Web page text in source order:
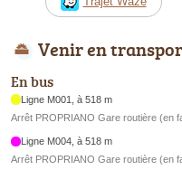
Venir en
En bus
Ligne M001, à 518 m
Arrêt PROPRIANO Gare routière (en
Ligne M004, à 518 m
Arrêt PROPRIANO Gare routière (en